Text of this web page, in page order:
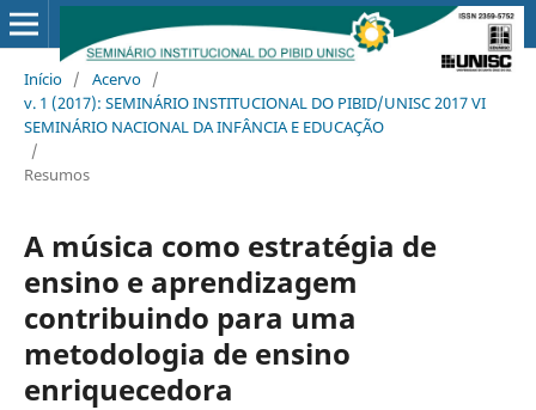
Início / Acervo /
v. 1 (2017): SEMINÁRIO INSTITUCIONAL DO PIBID/UNISC 2017 VI
SEMINÁRIO NACIONAL DA INFÂNCIA E EDUCAÇÃO
/
Resumos
A música como estratégia de
ensino e aprendizagem
contribuindo para uma
metodologia de ensino
enriquecedora